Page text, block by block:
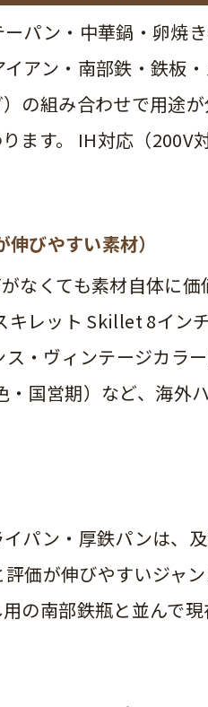
パン・中華鍋・卵焼
アン・南部鉄・鉄板
の組み合わせで用途
ます。 IH対応（200V
びやすい素材）
なくても素材自体に
キレット Skillet 8イン
・ヴィンテージカラ
国営期）など、海外
パン・厚鉄パンは、
価が伸びやすいジャ
の南部鉄瓶と並んで